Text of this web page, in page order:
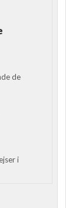
de
i